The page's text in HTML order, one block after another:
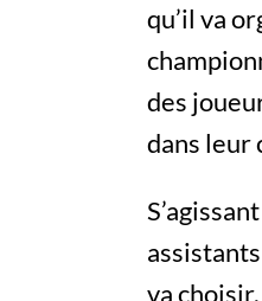
qu’il va
des
dans leur
va